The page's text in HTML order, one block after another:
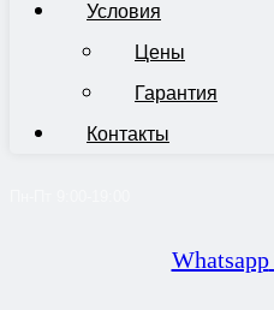
Условия
Цены
Гарантия
Контакты
Whatsapp